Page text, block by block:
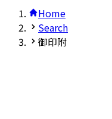
Home
Search
御印附